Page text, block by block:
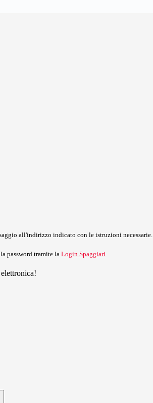
all'indirizzo indicato con le istruzioni necessarie.
password tramite la Login Spaggiari